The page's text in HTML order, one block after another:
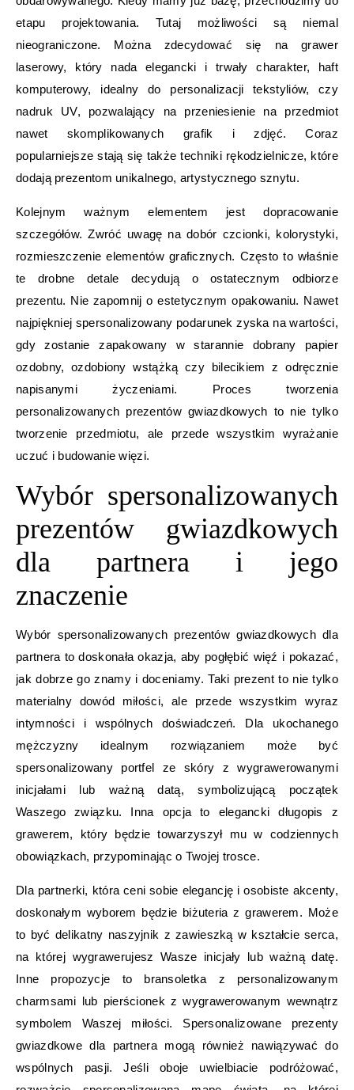
etapu projektowania. Tutaj możliwości są niemal
nieograniczone. Można zdecydować się na grawer
laserowy, który nada elegancki i trwały charakter, haft
komputerowy, idealny do personalizacji tekstyliów, czy
nadruk UV, pozwalający na przeniesienie na przedmiot
nawet skomplikowanych grafik i zdjęć. Coraz
popularniejsze stają się także techniki rękodzielnicze, które
dodają prezentom unikalnego, artystycznego sznytu.
Kolejnym ważnym elementem jest dopracowanie
szczegółów. Zwróć uwagę na dobór czcionki, kolorystyki,
rozmieszczenie elementów graficznych. Często to właśnie
te drobne detale decydują o ostatecznym odbiorze
prezentu. Nie zapomnij o estetycznym opakowaniu. Nawet
najpiękniej spersonalizowany podarunek zyska na wartości,
gdy zostanie zapakowany w starannie dobrany papier
ozdobny, ozdobiony wstążką czy bilecikiem z odręcznie
napisanymi życzeniami. Proces tworzenia
personalizowanych prezentów gwiazdkowych to nie tylko
tworzenie przedmiotu, ale przede wszystkim wyrażanie
uczuć i budowanie więzi.
Wybór spersonalizowanych
prezentów gwiazdkowych
dla partnera i jego
znaczenie
Wybór spersonalizowanych prezentów gwiazdkowych dla
partnera to doskonała okazja, aby pogłębić więź i pokazać,
jak dobrze go znamy i doceniamy. Taki prezent to nie tylko
materialny dowód miłości, ale przede wszystkim wyraz
intymności i wspólnych doświadczeń. Dla ukochanego
mężczyzny idealnym rozwiązaniem może być
spersonalizowany portfel ze skóry z wygrawerowanymi
inicjałami lub ważną datą, symbolizującą początek
Waszego związku. Inna opcja to elegancki długopis z
grawerem, który będzie towarzyszył mu w codziennych
obowiązkach, przypominając o Twojej trosce.
Dla partnerki, która ceni sobie elegancję i osobiste akcenty,
doskonałym wyborem będzie biżuteria z grawerem. Może
to być delikatny naszyjnik z zawieszką w kształcie serca,
na której wygrawerujesz Wasze inicjały lub ważną datę.
Inne propozycje to bransoletka z personalizowanym
charmsami lub pierścionek z wygrawerowanym wewnątrz
symbolem Waszej miłości. Spersonalizowane prezenty
gwiazdkowe dla partnera mogą również nawiązywać do
wspólnych pasji. Jeśli oboje uwielbiacie podróżować,